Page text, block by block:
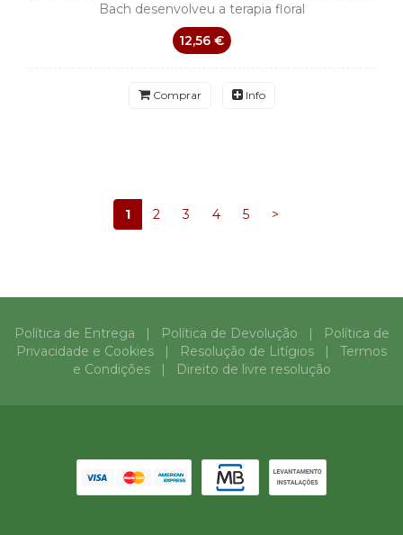
Bach desenvolveu a terapia floral
12,56 €
Comprar Info
1 2 3 4 5 >
Política de Entrega | Política de Devolução |
Política de
Privacidade e Cookies | Resolução de Litígios | Termos
e Condições| Direito de livre resolução